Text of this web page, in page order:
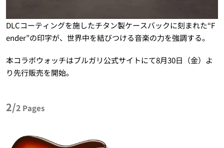
DLCコーティングを施したチタン製ケースバックに刻まれた“F
ender”の印字が、世界中を結びつける音楽の力を強調する。
本コラボウォッチはブルガリ公式サイトにて8月30日（金）よ
り先行販売を開始。
2/2 Pages